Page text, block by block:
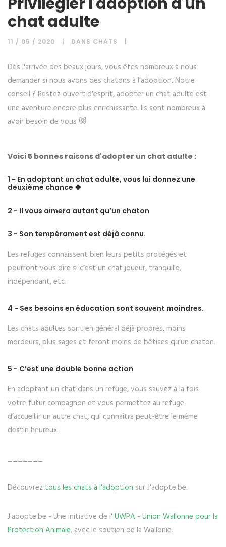
chat adulte
11 / 05 / 2020 DANS CHATS
Dès l'arrivée des beaux jours, vous êtes nombreux à nous
demander si nous avons des chatons à l’adoption. Notre
conseil ? Restez ouvert d'esprit, adopter un chat adulte est
une aventure encore plus enrichissante. Ils sont nombreux à
avoir besoin de vous 😻
Voici 5 bonnes raisons d'adopter un chat adulte :
1 - En adoptant un chat adulte, vous lui donnez une
deuxième chance 🍀
2 - Il vous aimera autant qu’un chaton
3 - Son tempérament est déjà connu.
Les refuges connaissent bien leurs petits protégés et
pourront vous dire si c’est un chat joueur, tranquille,
indépendant, etc.
4 - Ses besoins en éducation sont souvent moindres.
Les chats adultes sont en général déjà propres, moins
mordeurs, plus sages et feront moins de bêtises qu’un chaton.
5 - C’est une double bonne action
En adoptant un chat dans un refuge, vous sauvez à la fois
votre futur compagnon et vous permettez au refuge
d’accueillir un autre chat, qui connaîtra peut-être le même
destin heureux.
_______
Découvrez tous les chats à l'adoption sur J'adopte.be.
J'adopte.be - Une initiative de l' UWPA - Union Wallonne pour la
Protection Animale, avec le soutien de la Wallonie.